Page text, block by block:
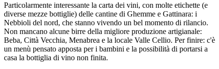
Particolarmente interessante la carta dei vini, con molte etichette (e
diverse mezze bottiglie) delle cantine di Ghemme e Gattinara: i
Nebbioli del nord, che stanno vivendo un bel momento di rilancio.
Non mancano alcune birre della migliore produzione artigianale:
Beba, Città Vecchia, Menabrea e la locale Valle Cellio. Per finire: c'è
un menù pensato apposta per i bambini e la possibilità di portarsi a
casa la bottiglia di vino non finita.